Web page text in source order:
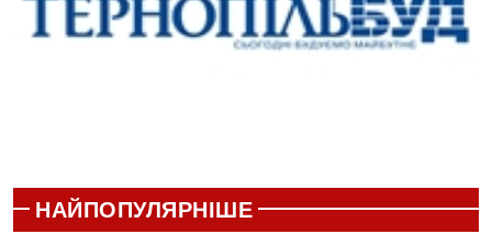
НАЙПОПУЛЯРНІШЕ